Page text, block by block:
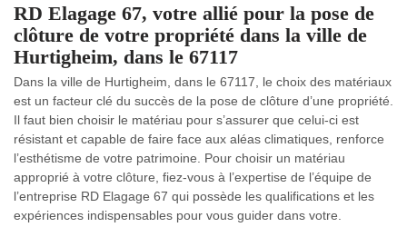
RD Elagage 67, votre allié pour la pose de
clôture de votre propriété dans la ville de
Hurtigheim, dans le 67117
Dans la ville de Hurtigheim, dans le 67117, le choix des matériaux
est un facteur clé du succès de la pose de clôture d’une propriété.
Il faut bien choisir le matériau pour s’assurer que celui-ci est
résistant et capable de faire face aux aléas climatiques, renforce
l’esthétisme de votre patrimoine. Pour choisir un matériau
approprié à votre clôture, fiez-vous à l’expertise de l’équipe de
l’entreprise RD Elagage 67 qui possède les qualifications et les
expériences indispensables pour vous guider dans votre.